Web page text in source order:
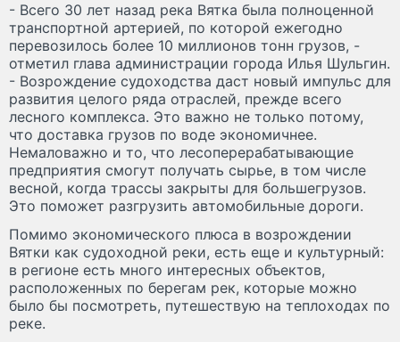
- Всего 30 лет назад река Вятка была полноценной
транспортной артерией, по которой ежегодно
перевозилось более 10 миллионов тонн грузов, -
отметил глава администрации города Илья Шульгин.
- Возрождение судоходства даст новый импульс для
развития целого ряда отраслей, прежде всего
лесного комплекса. Это важно не только потому,
что доставка грузов по воде экономичнее.
Немаловажно и то, что лесоперерабатывающие
предприятия смогут получать сырье, в том числе
весной, когда трассы закрыты для большегрузов.
Это поможет разгрузить автомобильные дороги.
Помимо экономического плюса в возрождении
Вятки как судоходной реки, есть еще и культурный:
в регионе есть много интересных объектов,
расположенных по берегам рек, которые можно
было бы посмотреть, путешествую на теплоходах по
реке.